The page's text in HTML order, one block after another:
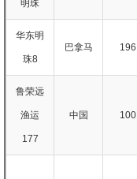
明珠
华东明
珠8
巴拿马 196
鲁荣远
渔运
177
中国 100